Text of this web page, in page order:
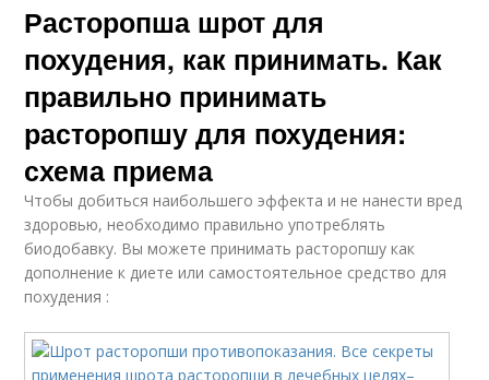
Расторопша шрот для
похудения, как принимать. Как
правильно принимать
расторопшу для похудения:
схема приема
Чтобы добиться наибольшего эффекта и не нанести вред
здоровью, необходимо правильно употреблять
биодобавку. Вы можете принимать расторопшу как
дополнение к диете или самостоятельное средство для
похудения :